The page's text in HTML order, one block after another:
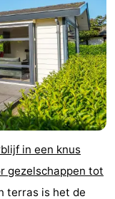
in een knus
gezelschappen tot
terras is het de